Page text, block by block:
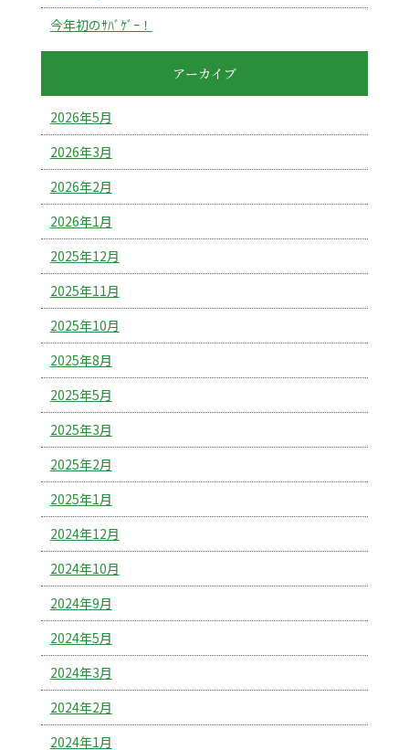
今年初のｻﾊﾞｹﾞｰ！
アーカイブ
2026年5月
2026年3月
2026年2月
2026年1月
2025年12月
2025年11月
2025年10月
2025年8月
2025年5月
2025年3月
2025年2月
2025年1月
2024年12月
2024年10月
2024年9月
2024年5月
2024年3月
2024年2月
2024年1月